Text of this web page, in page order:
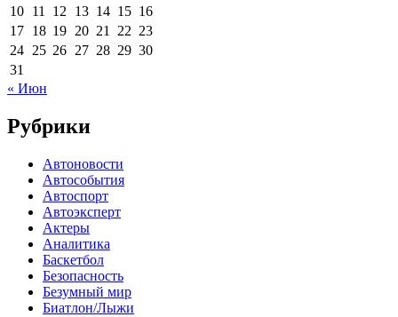
10 11 12 13 14 15 16
17 18 19 20 21 22 23
24 25 26 27 28 29 30
31
« Июн
Рубрики
Автоновости
Автособытия
Автоспорт
Автоэксперт
Актеры
Аналитика
Баскетбол
Безопасность
Безумный мир
Биатлон/Лыжи